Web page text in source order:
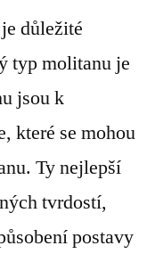
důležité
typ molitanu je
jsou k
které se mohou
Ty nejlepší
tvrdostí,
postavy